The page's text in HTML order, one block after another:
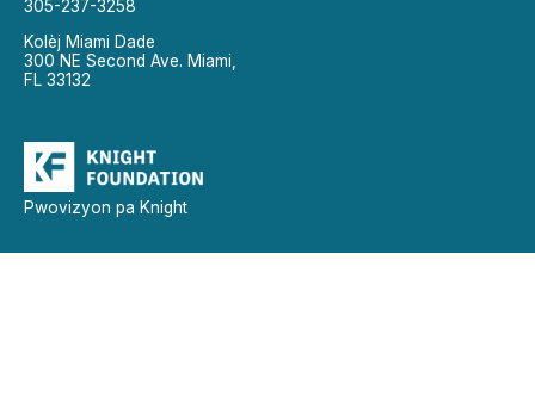
305-237-3258
Kolèj Miami Dade
300 NE Second Ave. Miami,
FL 33132
Pwovizyon pa Knight